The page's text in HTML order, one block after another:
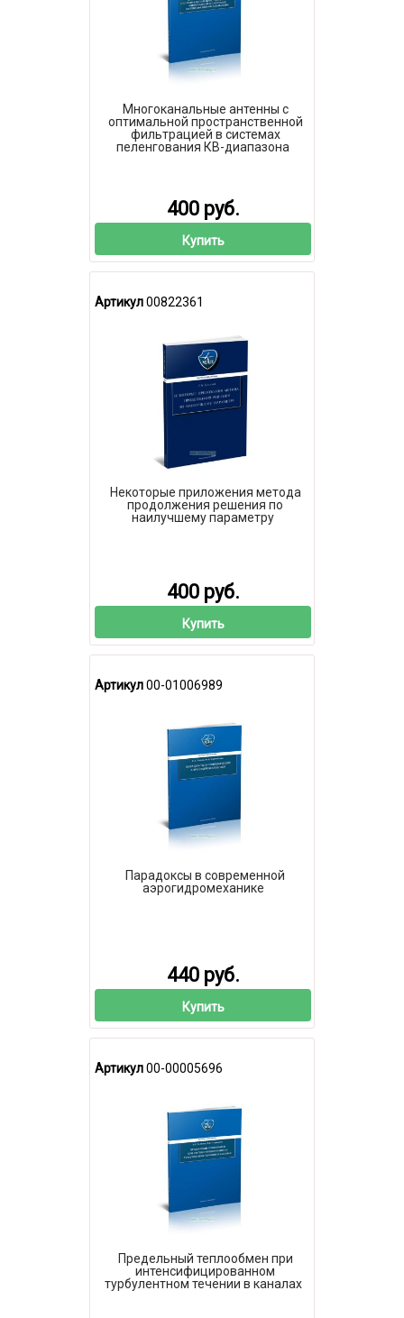
Многоканальные антенны с
оптимальной пространственной
фильтрацией в системах
пеленгования КВ-диапазона
400 руб.
Купить
Артикул00822361
Некоторые приложения метода
продолжения решения по
наилучшему параметру
400 руб.
Купить
Артикул00-01006989
Парадоксы в современной
аэрогидромеханике
440 руб.
Купить
Артикул00-00005696
Предельный теплообмен при
интенсифицированном
турбулентном течении в каналах